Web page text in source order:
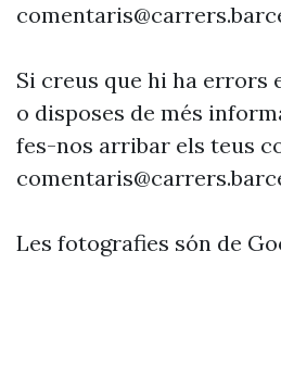
Si creus que hi ha errors
o disposes de més
fes-nos arribar els teus
Les fotografies són de